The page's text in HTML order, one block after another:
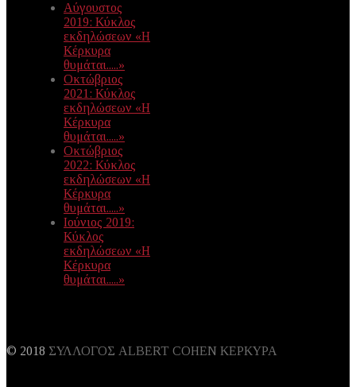
Αύγουστος
2019: Κύκλος
εκδηλώσεων «Η
Κέρκυρα
θυμάται.....»
Οκτώβριος
2021: Κύκλος
εκδηλώσεων «Η
Κέρκυρα
θυμάται.....»
Οκτώβριος
2022: Κύκλος
εκδηλώσεων «Η
Κέρκυρα
θυμάται.....»
Ιούνιος 2019:
Κύκλος
εκδηλώσεων «Η
Κέρκυρα
θυμάται.....»
© 2018 ΣΥΛΛΟΓΟΣ ALBERT COHEN ΚΕΡΚΥΡΑ